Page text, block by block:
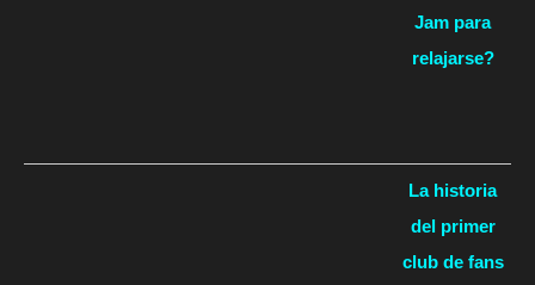
Jam para
relajarse?
La historia
del primer
club de fans